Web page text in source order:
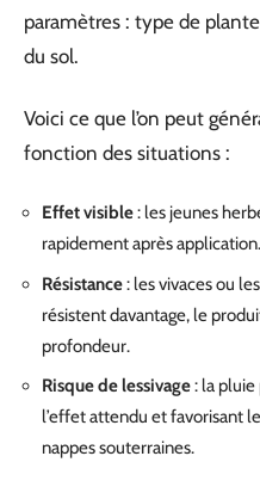
paramètres : type de
du sol.
Voici ce que l’on peut
fonction des situations :
Effet visible: les jeunes
rapidement après application.
Résistance: les vivaces ou
résistent davantage, le
profondeur.
Risque de lessivage: la
l’effet attendu et favorisant
nappes souterraines.